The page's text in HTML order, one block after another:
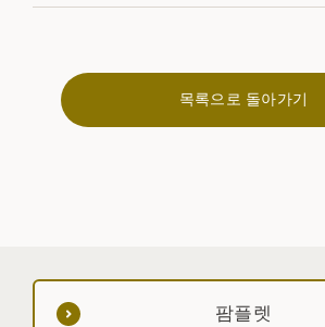
목록으로 돌아가기
팜플렛